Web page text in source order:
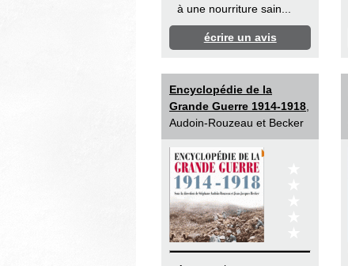
à une nourriture sain...
écrire un avis
Encyclopédie de la
Grande Guerre 1914-1918
Audoin-Rouzeau et Becker